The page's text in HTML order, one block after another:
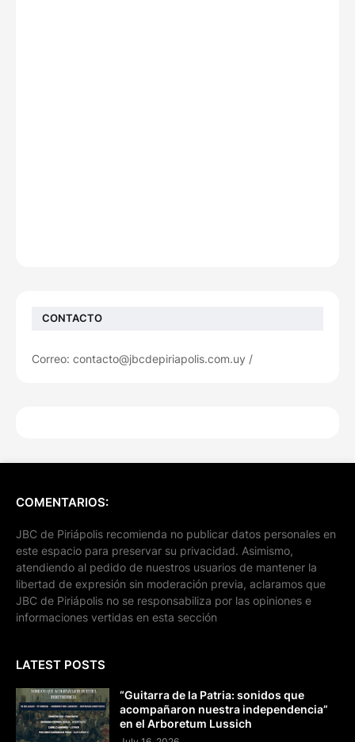
CONTACTO
Correo: contacto@jbcdepiriapolis.com.uy /
COMENTARIOS:
JBC de Piriápolis recomienda no publicar datos personales en
este espacio para preservar su privacidad. Asimismo,
atendiendo al pedido de nuestros usuarios de mantener la
libertad de expresión sin moderación previa, aclaramos que
JBC de Piriápolis no se responsabiliza por las opiniones e
informaciones vertidas en esta sección
LATEST POSTS
“Guitarra de la Patria: sonidos que
acompañaron nuestra independencia”
en el Arboretum Lussich